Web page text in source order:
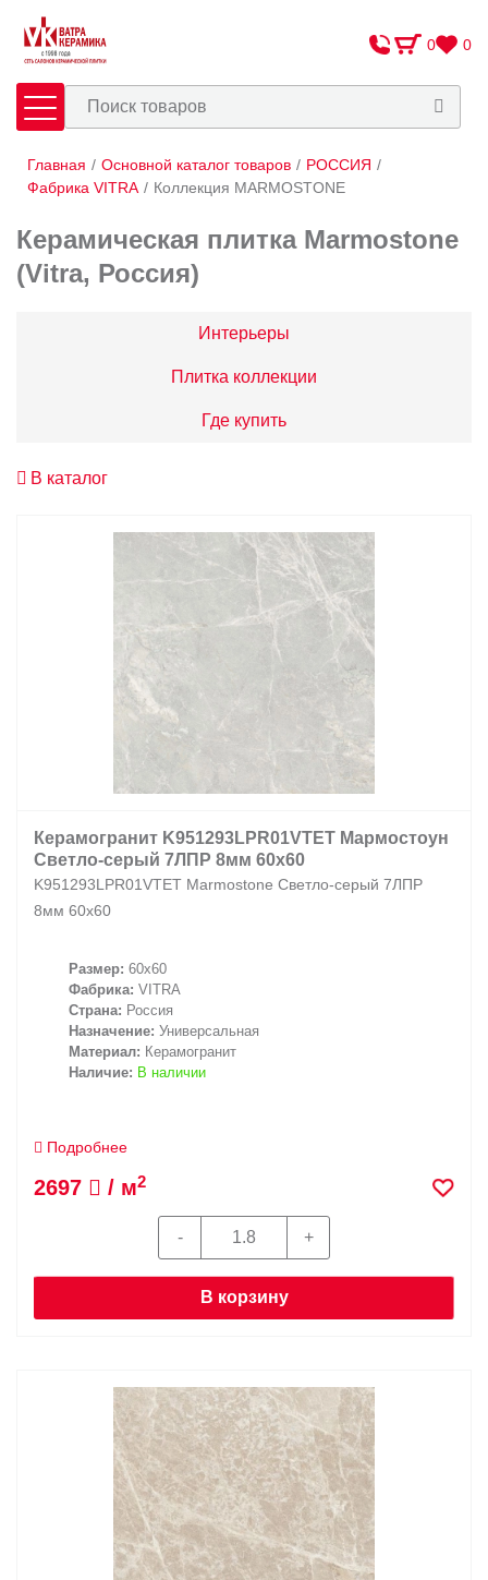
0 0
Плитка Сантехника
Оплата и доставка
Сотрудничество
Адреса салонов
internet@kdv.ru
Заказать звонок
Главная / Основной каталог товаров / РОССИЯ /
Фабрика VITRA / Коллекция MARMOSTONE
Керамическая плитка Marmostone
(Vitra, Россия)
Интерьеры
Плитка коллекции
Где купить
В каталог
Керамогранит K951293LPR01VTET Мармостоун
Светло-серый 7ЛПР 8мм 60x60
K951293LPR01VTET Marmostone Светло-серый 7ЛПР
8мм 60x60
Размер: 60x60
Фабрика: VITRA
Страна: Россия
Назначение: Универсальная
Материал: Керамогранит
Наличие: В наличии
Подробнее
2697 / м2
В корзину